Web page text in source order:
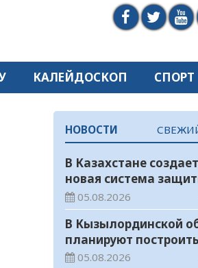
КАЛЕЙДОСКОП СПОРТ
НОВОСТИ
В Казахстане
новая система
средств ОСМС от
необоснованных
05.08.2026
В Кызылординской
планируют
цифровизации
05.08.2026